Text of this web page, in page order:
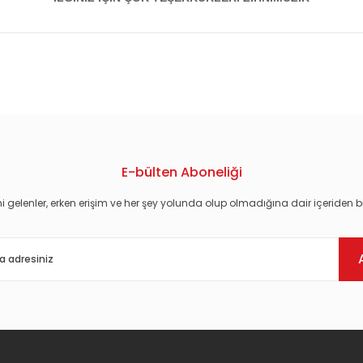
E-bülten Aboneliği
gelenler, erken erişim ve her şey yolunda olup olmadığına dair içeriden